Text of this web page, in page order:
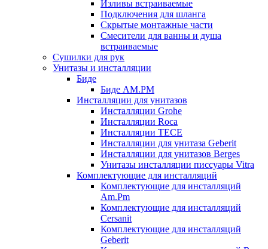
Изливы встраиваемые
Подключения для шланга
Скрытые монтажные части
Смесители для ванны и душа
встраиваемые
Сушилки для рук
Унитазы и инсталляции
Биде
Биде AM.PM
Инсталляции для унитазов
Инсталляции Grohe
Инсталляции Roca
Инсталляции TECE
Инсталляции для унитаза Geberit
Инсталляции для унитазов Berges
Унитазы инсталляции писсуары Vitra
Комплектующие для инсталляций
Комплектующие для инсталляций
Am.Pm
Комплектующие для инсталляций
Cersanit
Комплектующие для инсталляций
Geberit